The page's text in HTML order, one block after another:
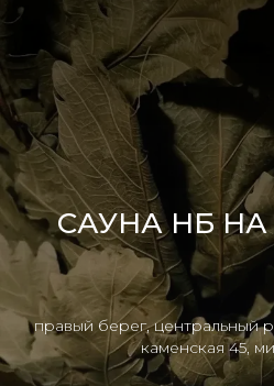
САУНА НБ НА
правый берег, центральный
каменская 45,